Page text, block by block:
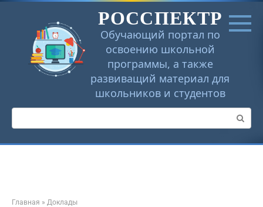
Перейти
РОССПЕКТР
Обучающий портал по
освоению школьной
программы, а также
развиващий материал для
школьников и студентов
Поиск:
Главная » Доклады